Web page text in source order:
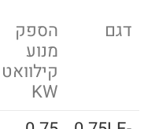
הספק
הספק
מנוע
כ"ס
HP